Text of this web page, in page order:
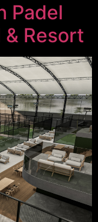
Padel
Resort